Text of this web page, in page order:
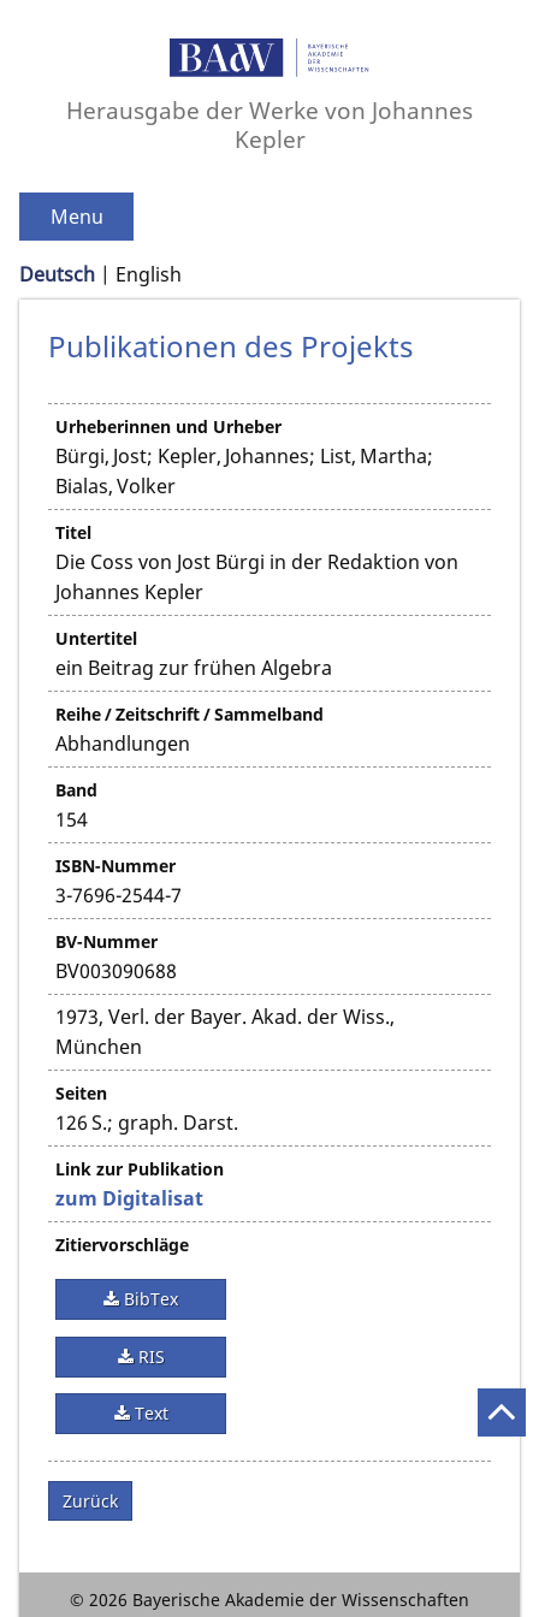
Herausgabe der Werke von Johannes
Kepler
Menu
Deutsch English
Publikationen des Projekts
Urheberinnen und Urheber
Bürgi, Jost; Kepler, Johannes; List, Martha;
Bialas, Volker
Titel
Die Coss von Jost Bürgi in der Redaktion von
Johannes Kepler
Untertitel
ein Beitrag zur frühen Algebra
Reihe / Zeitschrift / Sammelband
Abhandlungen
Band
154
ISBN-Nummer
3-7696-2544-7
BV-Nummer
BV003090688
1973, Verl. der Bayer. Akad. der Wiss.,
München
Seiten
126 S.; graph. Darst.
Link zur Publikation
zum Digitalisat
Zitiervorschläge
BibTex
RIS
Text
Zurück
© 2026 Bayerische Akademie der Wissenschaften